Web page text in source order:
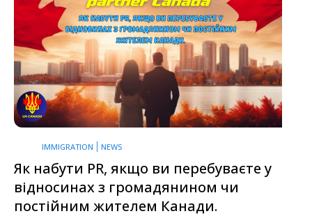
IMMIGRATION NEWS
Як набути PR, якщо ви перебуваєте у
відносинах з громадянином чи
постійним жителем Канади.